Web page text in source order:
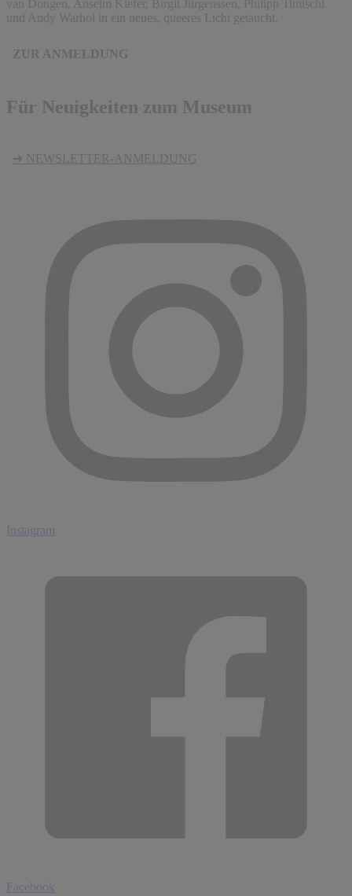
van Dongen, Anselm Kiefer, Birgit Jürgenssen, Philipp Timischl
und Andy Warhol in ein neues, queeres Licht getaucht.
ZUR ANMELDUNG
Für Neuigkeiten zum Museum
➜ NEWSLETTER-ANMELDUNG
Instagram
Facebook